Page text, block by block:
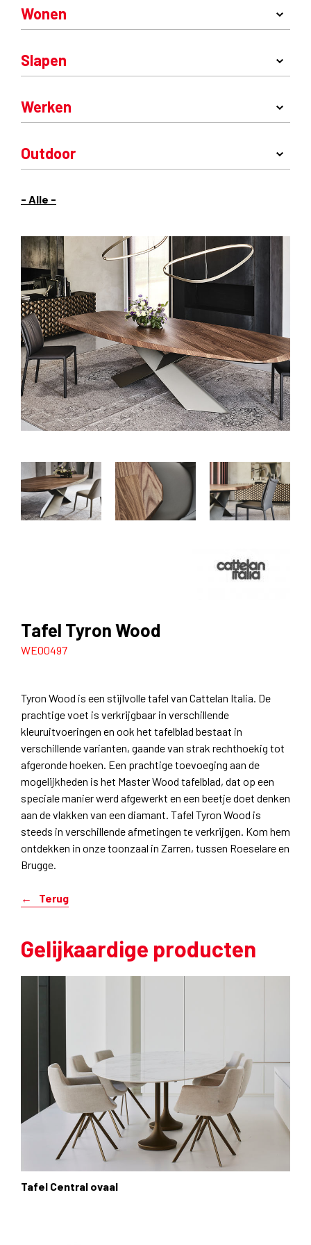
- Alle -
Wonen
Slapen
Werken
Outdoor
Tafel Tyron Wood
WE00497
Tyron Wood is een stijlvolle tafel van Cattelan Italia. De
prachtige voet is verkrijgbaar in verschillende
kleuruitvoeringen en ook het tafelblad bestaat in
verschillende varianten, gaande van strak rechthoekig tot
afgeronde hoeken. Een prachtige toevoeging aan de
mogelijkheden is het Master Wood tafelblad, dat op een
speciale manier werd afgewerkt en een beetje doet denken
aan de vlakken van een diamant. Tafel Tyron Wood is
steeds in verschillende afmetingen te verkrijgen. Kom hem
ontdekken in onze toonzaal in Zarren, tussen Roeselare en
Brugge.
Terug
Gelijkaardige producten
Tafel Central ovaal